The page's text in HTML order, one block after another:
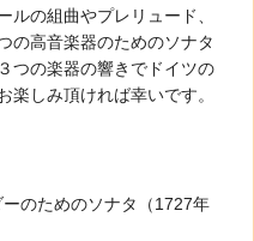
ルの組曲やプレリュード、
の高音楽器のためのソナタ
つの楽器の響きでドイツの
楽しみ頂ければ幸いです。
のためのソナタ（1727年